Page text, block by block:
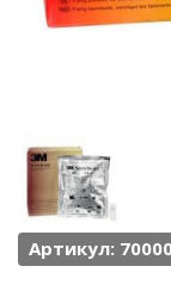
Артикул: